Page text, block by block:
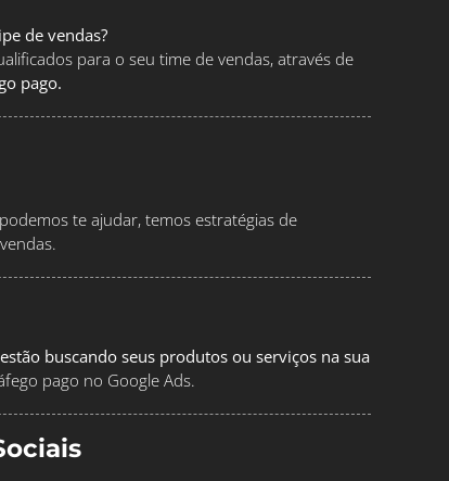
de vendas?
para o seu time de vendas, através de
pago.
te ajudar, temos estratégias de
buscando seus produtos ou serviços na sua
pago no Google Ads.